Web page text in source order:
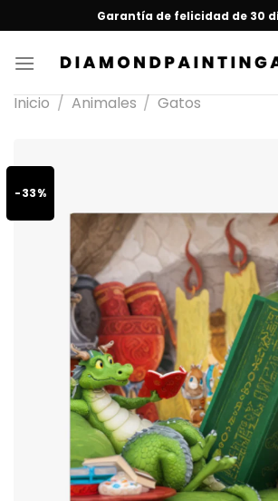
Garantía de felicidad de 30
Inicio / Animales / Gatos
-33%